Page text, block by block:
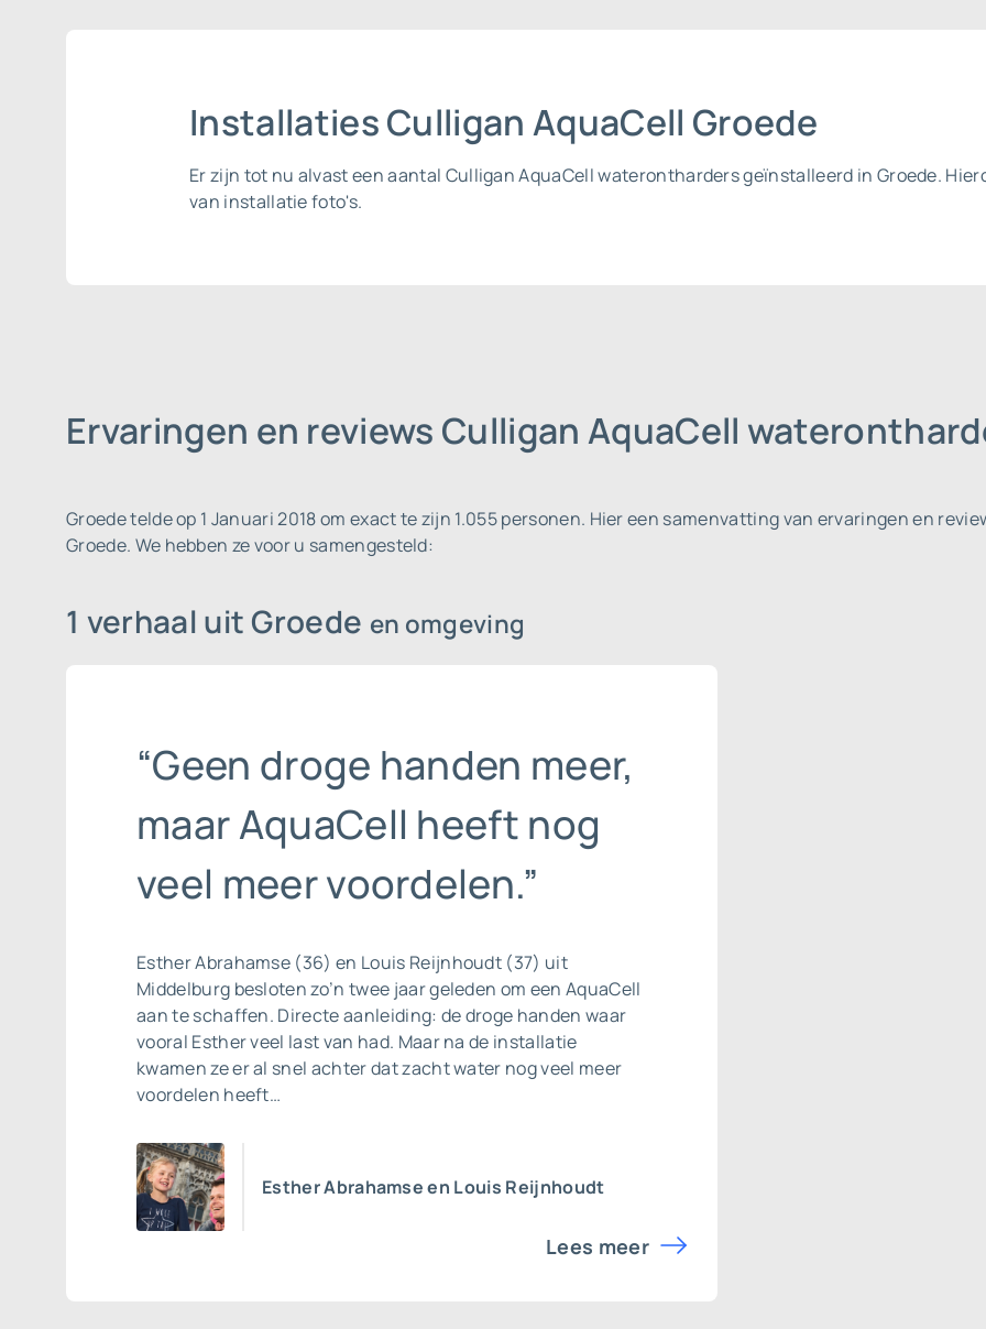
Installaties Culligan AquaCell Groede
Er zijn tot nu alvast een aantal Culligan AquaCell waterontharders geïnstalleerd in Groede.
van installatie foto's.
Ervaringen en reviews Culligan AquaCell
Groede telde op 1 Januari 2018 om exact te zijn 1.055 personen. Hier een samenvatting van ervaringen en
Groede. We hebben ze voor u samengesteld:
1 verhaal uit Groede en omgeving
“Geen droge handen meer,
maar AquaCell heeft nog
veel meer voordelen.”
Esther Abrahamse (36) en Louis Reijnhoudt (37) uit
Middelburg besloten zo’n twee jaar geleden om een AquaCell
aan te schaffen. Directe aanleiding: de droge handen waar
vooral Esther veel last van had. Maar na de installatie
kwamen ze er al snel achter dat zacht water nog veel meer
voordelen heeft…
Esther Abrahamse en Louis Reijnhoudt
Lees meer